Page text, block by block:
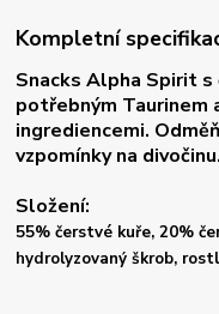
Kompletní
Snacks Alpha Spirit
potřebným Taurinem
ingrediencemi.
vzpomínky na divočinu.
Složení:
55% čerstvé kuře, 20%
hydrolyzovaný škrob,